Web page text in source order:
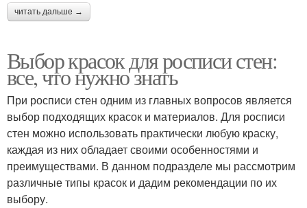
читать дальше →
Выбор красок для росписи стен:
все, что нужно знать
При росписи стен одним из главных вопросов является
выбор подходящих красок и материалов. Для росписи
стен можно использовать практически любую краску,
каждая из них обладает своими особенностями и
преимуществами. В данном подразделе мы рассмотрим
различные типы красок и дадим рекомендации по их
выбору.